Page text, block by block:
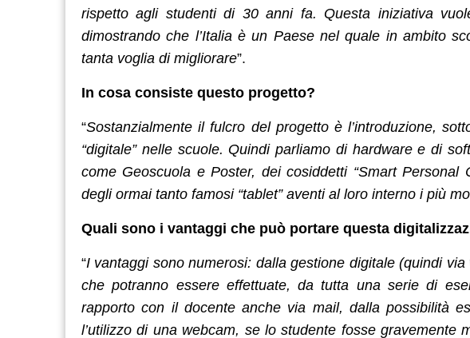
rispetto agli studenti di 30 anni fa. Questa iniziativa
dimostrando che l’Italia è un Paese nel quale in ambito
tanta voglia di migliorare”.
In cosa consiste questo progetto?
“Sostanzialmente il fulcro del progetto è l’introduzione,
“digitale” nelle scuole. Quindi parliamo di hardware e di
come Geoscuola e Poster, dei cosiddetti “Smart Personal
degli ormai tanto famosi “tablet” aventi al loro interno i più
Quali sono i vantaggi che può portare questa
“I vantaggi sono numerosi: dalla gestione digitale (quindi
che potranno essere effettuate, da tutta una serie di
rapporto con il docente anche via mail, dalla possibilità
l’utilizzo di una webcam, se lo studente fosse gravemente